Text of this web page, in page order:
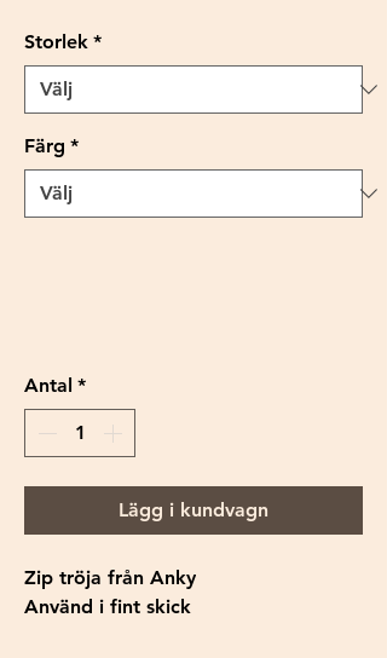
Storlek *
Färg *
Antal *
Lägg i kundvagn
Zip tröja från Anky
Använd i fint skick